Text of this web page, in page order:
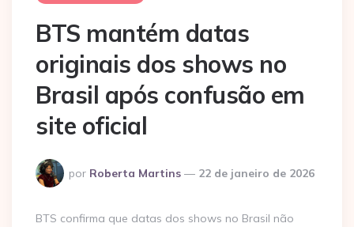
BTS mantém datas
originais dos shows no
Brasil após confusão em
site oficial
Postado
por
por Roberta Martins 22 de janeiro de 2026
BTS confirma que datas dos shows no Brasil não